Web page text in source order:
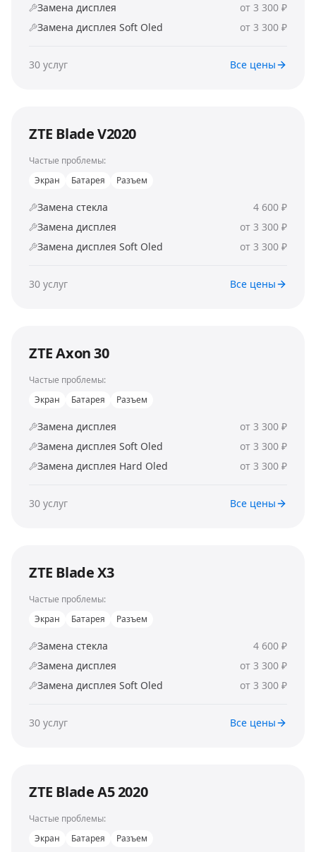
Замена дисплея
от 3 300 ₽
Замена дисплея Soft Oled
от 3 300 ₽
30 услуг Все цены
ZTE Blade V2020
Частые проблемы:
Экран
Батарея Разъем
Замена стекла
4 600 ₽
Замена дисплея
от 3 300 ₽
Замена дисплея Soft Oled
от 3 300 ₽
30 услуг Все цены
ZTE Axon 30
Частые проблемы:
Экран
Батарея Разъем
Замена дисплея
от 3 300 ₽
Замена дисплея Soft Oled
от 3 300 ₽
Замена дисплея Hard Oled
от 3 300 ₽
30 услуг Все цены
ZTE Blade X3
Частые проблемы:
Экран
Батарея Разъем
Замена стекла
4 600 ₽
Замена дисплея
от 3 300 ₽
Замена дисплея Soft Oled
от 3 300 ₽
30 услуг Все цены
ZTE Blade A5 2020
Частые проблемы:
Экран
Батарея Разъем